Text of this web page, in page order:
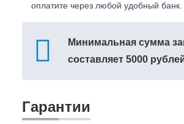
оплатите через любой удобный банк.
Минимальная сумма
составляет 5000
Гарантии